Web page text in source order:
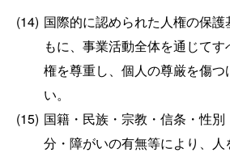
(14) 国際的に認められた人権の保護
もに、事業活動全体を通じて
権を尊重し、個人の尊厳を傷
い。
(15) 国籍・民族・宗教・信条・性
分・障がいの有無等により、人